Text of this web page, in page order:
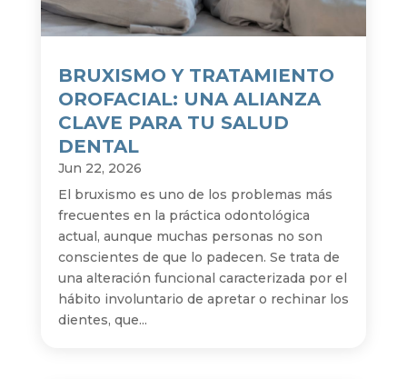
BRUXISMO Y TRATAMIENTO
OROFACIAL: UNA ALIANZA
CLAVE PARA TU SALUD
DENTAL
Jun 22, 2026
El bruxismo es uno de los problemas más
frecuentes en la práctica odontológica
actual, aunque muchas personas no son
conscientes de que lo padecen. Se trata de
una alteración funcional caracterizada por el
hábito involuntario de apretar o rechinar los
dientes, que...